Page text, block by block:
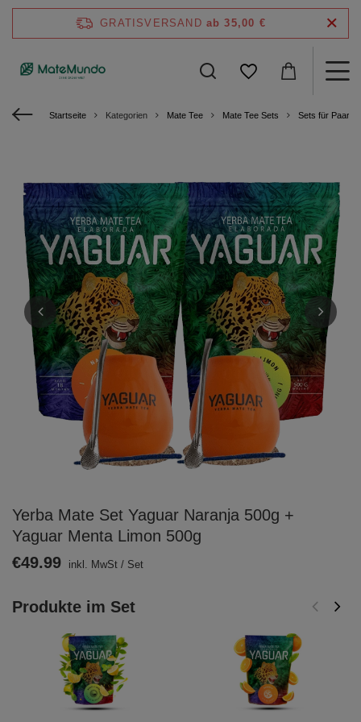
GRATISVERSAND ab 35,00 €
Startseite Kategorien Mate Tee Mate Tee Sets Sets für Paare
Yerba Mate Set Yaguar Naranja 500g +
Yaguar Menta Limon 500g
Produkte im Set
€49.99 inkl. MwSt / Set